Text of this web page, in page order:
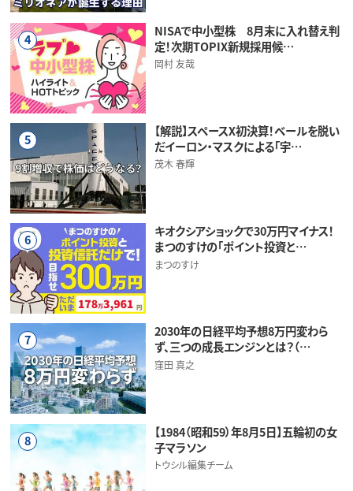
4
NISAで中小型株 8月末に入れ替え判
定！次期TOPIX新規採用候…
岡村 友哉
5
【解説】スペースX初決算！ベールを脱い
だイーロン・マスクによる「宇…
茂木 春輝
6
キオクシアショックで30万円マイナス！
まつのすけの「ポイント投資と…
まつのすけ
7
2030年の日経平均予想8万円変わら
ず、三つの成長エンジンとは？（…
窪田 真之
8
【1984（昭和59）年8月5日】五輪初の女
子マラソン
トウシル編集チーム